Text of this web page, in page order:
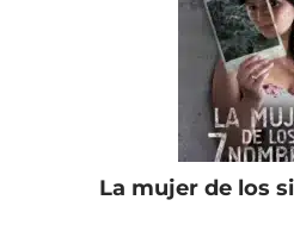
La mujer de los